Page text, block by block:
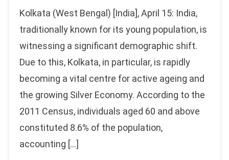
Kolkata (West Bengal) [India], April 15: India,
traditionally known for its young population, is
witnessing a significant demographic shift.
Due to this, Kolkata, in particular, is rapidly
becoming a vital centre for active ageing and
the growing Silver Economy. According to the
2011 Census, individuals aged 60 and above
constituted 8.6% of the population,
accounting […]